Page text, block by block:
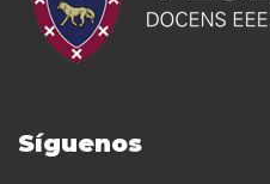
Síguenos